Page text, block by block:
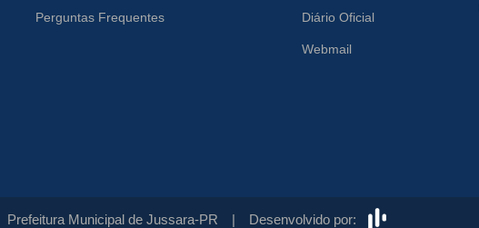
Perguntas Frequentes Diário Oficial
Webmail
Prefeitura Municipal de Jussara-PR | Desenvolvido por: